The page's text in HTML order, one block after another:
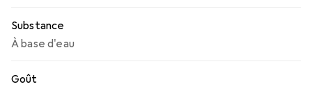
Substance
À base d'eau
Goût